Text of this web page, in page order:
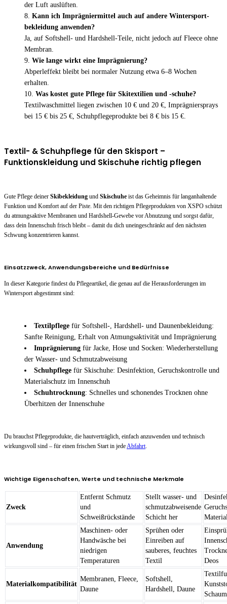
der Luft auslüften.
Kann ich Imprägniermittel auch auf andere Wintersport­
bekleidung anwenden?
Ja, auf Softshell- und Hardshell-Teile, nicht jedoch auf Fleece ohne
Membran.
Wie lange wirkt eine Imprägnierung?
Abperleffekt bleibt bei normaler Nutzung etwa 6–8 Wochen
erhalten.
Was kostet gute Pflege für Skitextilien und -schuhe?
Textilwaschmittel liegen zwischen 10 € und 20 €, Imprägnier­sprays
bei 15 € bis 25 €, Schuhpflegeprodukte bei 8 € bis 15 €.
Textil- & Schuhpflege für den Skisport –
Funktionskleidung und Skischuhe richtig pflegen
Gute Pflege deiner Skibekleidung und Skischuhe ist das Geheimnis für langanhaltende
Funktion und Komfort auf der Piste. Mit den richtigen Pflegeprodukten von XSPO schützt
du atmungsaktive Membranen und Hardshell-Gewebe vor Abnutzung und sorgst dafür,
dass dein Innenschuh frisch bleibt – damit du dich uneingeschränkt auf den nächsten
Schwung konzentrieren kannst.
Einsatzzweck, Anwendungsbereiche und Bedürfnisse
In dieser Kategorie findest du Pflegeartikel, die genau auf die Herausforderungen im
Wintersport abgestimmt sind:
Textilpflege für Softshell-, Hardshell- und Daunenbekleidung:
Sanfte Reinigung, Erhalt von Atmungsaktivität und Imprägnierung
Imprägnierung für Jacke, Hose und Socken: Wiederherstellung
der Wasser- und Schmutzabweisung
Schuhpflege für Skischuhe: Desinfektion, Geruchskontrolle und
Materialschutz im Innenschuh
Schuhtrocknung: Schnelles und schonendes Trocknen ohne
Überhitzen der Innenschuhe
Du brauchst Pflegeprodukte, die hautverträglich, einfach anzuwenden und technisch
wirkungsvoll sind – für einen frischen Start in jedeAbfahrt.
Wichtige Eigenschaften, Werte und technische Merkmale
Zweck
Entfernt Schmutz
und
Schweißrückstände
Stellt wasser- und
schmutzabweisende
Schicht her
Anwendung
Maschinen- oder
Handwäsche bei
niedrigen
Temperaturen
Sprühen oder
Einreiben auf
sauberes, feuchtes
Textil
Deos
Materialkompatibilität
Membranen, Fleece,
Daune
Softshell,
Hardshell, Daune